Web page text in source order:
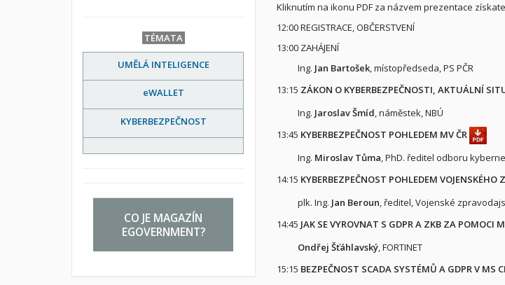
Kliknutím na ikonu PDF za názvem prezentace
12:00 REGISTRACE, OBČERSTVENÍ
13:00 ZAHÁJENÍ
Ing. Jan Bartošek, místopředseda, PS PČR
13:15 ZÁKON O KYBERBEZPEČNOSTI, AKTUÁLNÍ
Ing. Jaroslav Šmíd, náměstek, NBÚ
13:45 KYBERBEZPEČNOST POHLEDEM MV ČR
Ing. Miroslav Tůma, PhD. ředitel odboru
14:15 KYBERBEZPEČNOST POHLEDEM VOJENSKÉHO
plk. Ing. Jan Beroun, ředitel, Vojenské
14:45 JAK SE VYROVNAT S GDPR A ZKB ZA POMOCI
Ondřej Šťáhlavský, FORTINET
15:15 BEZPEČNOST SCADA SYSTÉMŮ A GDPR V MS
TÉMATA
UMĚLÁ INTELIGENCE
eWALLET
KYBERBEZPEČNOST
CO JE MAGAZÍN
EGOVERNMENT?